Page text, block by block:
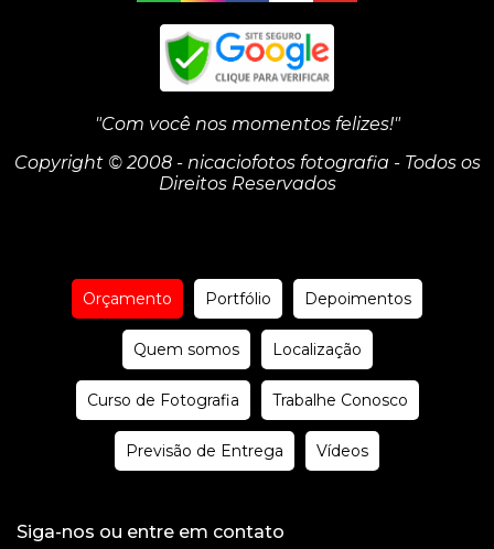
"Com você nos momentos felizes!"
Copyright © 2008 - nicaciofotos fotografia - Todos os
Direitos Reservados
Orçamento Portfólio Depoimentos
Quem somos Localização
Curso de Fotografia Trabalhe Conosco
Previsão de Entrega Vídeos
Siga-nos ou entre em contato